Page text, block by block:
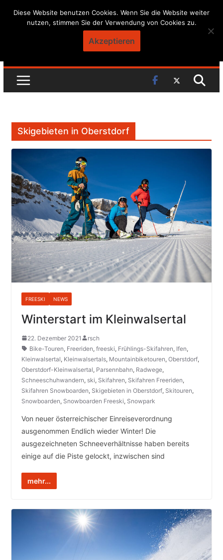
Skip
Skigebieten in Oberstdorf
FREESKI NEWS
Winterstart im Kleinwalsertal
22. Dezember 2021
rsch
Bike-Touren, Freeriden, freeski, Frühlings-Skifahren, Ifen,
Kleinwalsertal, Kleinwalsertals, Mountainbiketouren, Oberstdorf,
Oberstdorf-Kleinwalsertal, Parsennbahn, Radwege,
Schneeschuhwandern, ski, Skifahren, Skifahren Freeriden,
Skifahren Snowboarden, Skigebieten in Oberstdorf, Skitouren,
Snowboarden, Snowboarden Freeski, Snowpark
Von neuer österreichischer Einreiseverordnung
ausgenommen Endlich wieder Winter! Die
ausgezeichneten Schneeverhältnisse haben bereits
einige auf die Piste gelockt, inzwischen sind
mehr...
Diese Website benutzen Cookies. Wenn Sie die Website weiter
nutzen, stimmen Sie der Verwendung von Cookies zu.
Akzeptieren